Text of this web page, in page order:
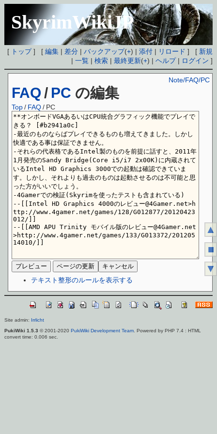
SkyrimWikiJP
[ トップ] [編集 | 差分 |バックアップ(+) |添付 | リロード ] [ 新規
|一覧 |検索 |最終更新(+) |ヘルプ| ログイン ]
FAQ / PC の編集
Note/FAQ/PC
Top / FAQ/ PC
テキスト整形のルールを表示する
Site admin: Irrlicht
PukiWiki 1.5.3 © 2001-2020 PukiWiki Development Team. Powered by PHP 7.4 : HTML
convert time: 0.006 sec.
▲
■
▼